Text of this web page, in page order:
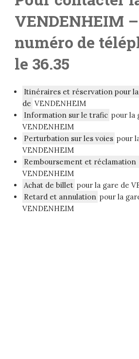
VENDENHEIM
numéro de
le 36.35
Itinéraires et réservation pour
de VENDENHEIM
Information sur le trafic pour la
VENDENHEIM
Perturbation sur les voies pour
VENDENHEIM
Remboursement et réclamation
VENDENHEIM
Achat de billet pour la gare de
Retard et annulation pour la
VENDENHEIM